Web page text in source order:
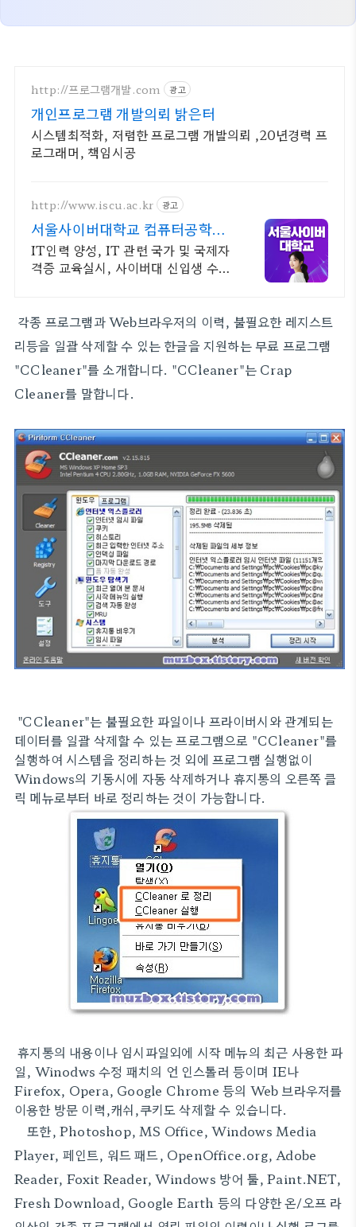
http://프로그램개발.com 광고
개인프로그램 개발의뢰 밝은터
시스템최적화, 저렴한 프로그램 개발의뢰 ,20년경력 프
로그래머, 책임시공
http://www.iscu.ac.kr 광고
서울사이버대학교 컴퓨터공학과
2026 가을학기 신편입생
IT인력 양성, IT 관련 국가 및 국제자
격증 교육실시, 사이버대 신입생 수 1
각종 프로그램과 Web브라우저의 이력, 불필요한 레지스트
리등을 일괄 삭제할 수 있는 한글을 지원하는 무료 프로그램
"CCleaner"를 소개합니다. "CCleaner"는 Crap
Cleaner를 말합니다.
"CCleaner"는 불필요한 파일이나 프라이버시와 관계되는
데이터를 일괄 삭제할 수 있는 프로그램으로 "CCleaner"를
실행하여 시스템을 정리하는 것 외에 프로그램 실행없이
Windows의 기동시에 자동 삭제하거나 휴지통의 오른쪽 클
릭 메뉴로부터 바로 정리하는 것이 가능합니다.
휴지통의 내용이나 임시파일외에 시작 메뉴의 최근 사용한 파
일, Winodws 수정 패치의 언 인스톨러 등이며 IE나
Firefox, Opera, Google Chrome 등의 Web 브라우저를
이용한 방문 이력,캐쉬,쿠키도 삭제할 수 있습니다.
또한, Photoshop, MS Office, Windows Media
Player, 페인트, 워드 패드, OpenOffice.org, Adobe
Reader, Foxit Reader, Windows 방어 툴, Paint.NET,
Fresh Download, Google Earth 등의 다양한 온/오프 라